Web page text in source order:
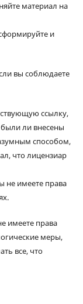
материал на
и
вы соблюдаете
ссылку,
были ли внесены
способом,
что лицензиар
не имеете права
имеете права
меры,
все, что